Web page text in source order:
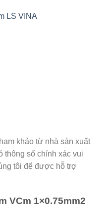
LS VINA
khảo từ nhà sản xuất
thông số chính xác vui
tôi để được hỗ trợ
VCm 1×0.75mm2